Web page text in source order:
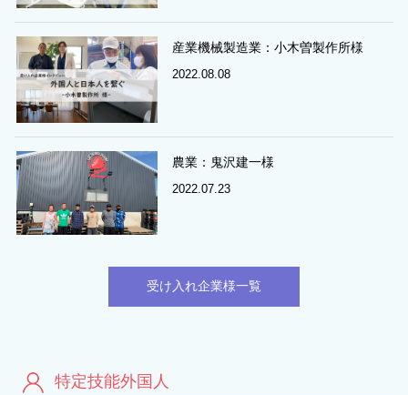
産業機械製造業：小木曽製作所様
2022.08.08
農業：鬼沢建一様
2022.07.23
受け入れ企業様一覧
特定技能外国人